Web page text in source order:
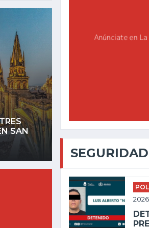
AGUIRRE LLEVA
DESORDEN Y
DERROCHE A...
SEGURIDAD
2026